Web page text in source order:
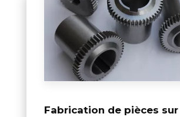
Fabrication de pièces sur